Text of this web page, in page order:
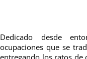
Dedicado desde
ocupaciones que se
entregando los ratos de